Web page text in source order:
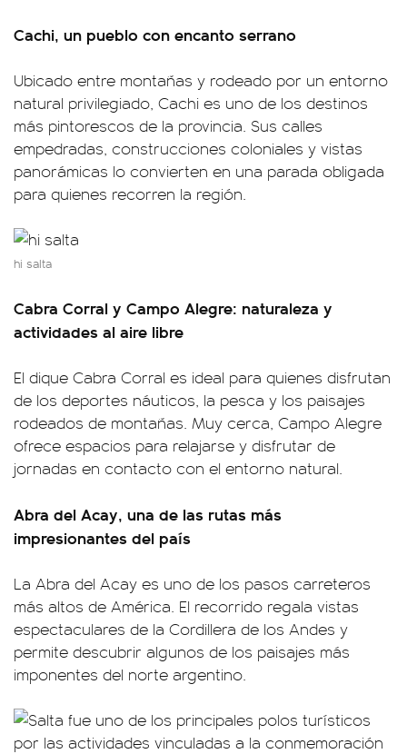
Cachi, un pueblo con encanto serrano
Ubicado entre montañas y rodeado por un entorno
natural privilegiado, Cachi es uno de los destinos
más pintorescos de la provincia. Sus calles
empedradas, construcciones coloniales y vistas
panorámicas lo convierten en una parada obligada
para quienes recorren la región.
hi salta
Cabra Corral y Campo Alegre: naturaleza y
actividades al aire libre
El dique Cabra Corral es ideal para quienes disfrutan
de los deportes náuticos, la pesca y los paisajes
rodeados de montañas. Muy cerca, Campo Alegre
ofrece espacios para relajarse y disfrutar de
jornadas en contacto con el entorno natural.
Abra del Acay, una de las rutas más
impresionantes del país
La Abra del Acay es uno de los pasos carreteros
más altos de América. El recorrido regala vistas
espectaculares de la Cordillera de los Andes y
permite descubrir algunos de los paisajes más
imponentes del norte argentino.